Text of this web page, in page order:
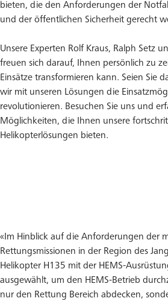
bieten, die den Anforderungen der
und der öffentlichen Sicherheit gerecht
Unsere Experten Rolf Kraus, Ralph Setz
freuen sich darauf, Ihnen persönlich zu
Einsätze transformieren kann. Seien Sie
wir mit unseren Lösungen die
revolutionieren. Besuchen Sie uns und
Möglichkeiten, die Ihnen unsere
Helikopterlösungen bieten.
«Im Hinblick auf die Anforderungen der
Rettungsmissionen in der Region des
Helikopter H135 mit der HEMS-
ausgewählt, um den HEMS-Betrieb
nur den Rettung Bereich abdecken,